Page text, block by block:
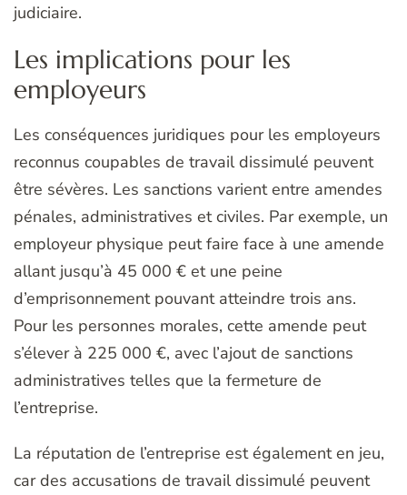
judiciaire.
Les implications pour les
employeurs
Les conséquences juridiques pour les employeurs
reconnus coupables de travail dissimulé peuvent
être sévères. Les sanctions varient entre amendes
pénales, administratives et civiles. Par exemple, un
employeur physique peut faire face à une amende
allant jusqu’à 45 000 € et une peine
d’emprisonnement pouvant atteindre trois ans.
Pour les personnes morales, cette amende peut
s’élever à 225 000 €, avec l’ajout de sanctions
administratives telles que la fermeture de
l’entreprise.
La réputation de l’entreprise est également en jeu,
car des accusations de travail dissimulé peuvent